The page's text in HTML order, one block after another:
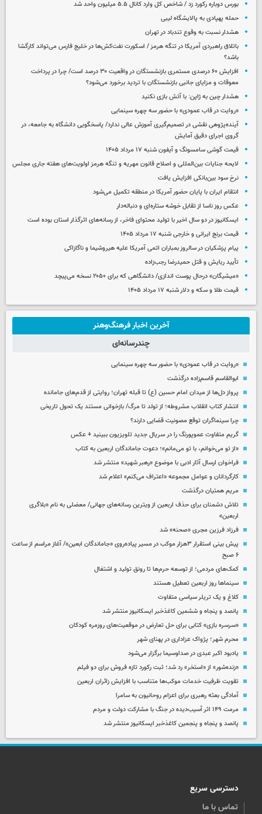
بورس دوباره رکورد زد / شاخص کل وارد کانال ۵.۵ میلیون واحد شد
حمله پهپادی به پالایشگاه لیبی
هشدار نسبت به وقوع تندباد در تهران
باتلاق راهبردی آمریکا در تنگه هرمز / اسکورت نفت‌کش‌ها در خلیج فارس می‌تواند کارگشا
باشد؟
افزایش ۶۰ درصدی مستمری‌ بازنشستگان در واقعیت ۳۰ درصد است/ چرا در پرداخت
معوقات و مزایای جانبی بازنشستگان با تردید برخورد می‌شود؟
هشدار چین به ژاپن: با آتش بازی نکنید
«روایت در قاب عمودی» با حضور سه چهره سینمایی
آینده‌پژوهی نقشی در تصمیم‌گیری آموزش عالی ندارد/ پاسخگویی دانشگاه به جامعه، در
گروی اجرای دقیق آمایش
قیمت گوشی سامسونگ و آیفون شنبه ۱۷ مرداد ۱۴۰۵
لایحه جنایات بین‌المللی و اصلاح قانون مهریه و تنگه هرمز اولویت‌های هفته جاری مجلس
نرخ سود بین‌بانکی افزایش یافت
انتقام ایران با پایان حضور آمریکا در منطقه تکمیل می‌شود
عکس روز ناسا از تقابل خوشه ستاره‌ای و دنباله‌دار
ایسکانیوز در دو سال اخیر با تولید محتوای فاخر، از رسانه‌های اثرگذار استان بوده است
قیمت برنج ایرانی و خارجی شنبه ۱۷ مرداد ۱۴۰۵
پیام پزشکیان در سالروز بمباران اتمی آمریکا علیه هیروشیما و ناگازاکی
تأیید ربایش و قتل حمیدرضا رجب‌زاده
«میشیگان» درحال پوست اندازی/ دانشگاهی که برای ۲۰۵۰ نسخه می‌پیچد
قیمت طلا و سکه و دلار شنبه ۱۷ مرداد ۱۴۰۵
آخرین اخبار فرهنگ‌وهنر
چندرسانه‌ای
«روایت در قاب عمودی» با حضور سه چهره سینمایی
ابوالقاسم قاسم‌زاده درگذشت
پرواز دل‌ها از میدان امام حسین (ع) تا قبله تهران؛ روایتی از قدم‌های جامانده
انتشار کتاب انقلاب مشروطه؛ از تولد تا مرگ/ بازخوانی مستند یک تحول تاریخی
چرا سینماگران توقع مصونیت قضایی دارند؟
گریم متفاوت عموپورنگ را در سریال جدید تلویزیون ببینید + عکس
«از تو می‌خوانم، با تو می‌مانم»؛ دعوت جاماندگان اربعین به کتاب
فراخوان ارسال آثار ادبی با موضوع «رهبر شهید» منتشر شد
کارگردانان و عوامل مجموعه «اعتراف می‌کنم» اعلام شد
مریم همتیان درگذشت
تلاش دشمنان برای حذف اربعین از ویترین رسانه‌های جهانی/ معضلی به نام «بلاگری
اربعین»
فرزاد فرزین مجری «صحنه» شد
پیش بینی استقرار ۳هزار موکب در مسیر پیاده‌روی «جاماندگان ابعین»/ آغاز مراسم از ساعت
۶ صبح
کمک‌های مردمی؛ از توسعه حرم‌ها تا رونق تولید و اشتغال
سینماها روز اربعین تعطیل هستند
کلاغ و یک تریلر سیاسی متفاوت
پانصد و پنجاه و ششمین کاغذخبر ایسکانیوز منتشر شد
«سرسره بازی» کتابی برای حل تعارض در موقعیت‌های روزمره کودکان
محرم شهر؛ پژواک عزاداری در پهنای شهر
یادبود اکبر عبدی در صداوسیما برگزار می‌شود
«زنده‌شور» از «استخر» رد شد؛ ثبت رکورد تازه فروش برای دو فیلم
تقویت ظرفیت خدمات موکب‌ها متناسب با افزایش زائران اربعین
آمادگی بعثه رهبری برای اعزام روحانیون به سامرا
مرمت ۱۴۹ اثر آسیب‌دیده در جنگ با مشارکت دولت و مردم
پانصد و پنجاه و پنجمین کاغذخبر ایسکانیوز منتشر شد
دسترسی سریع
تماس با ما